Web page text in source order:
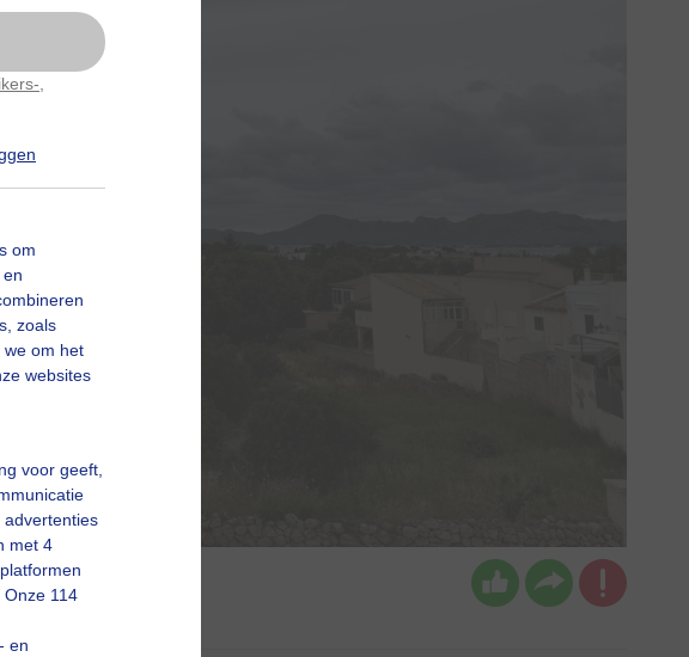
om
zoals
we om het
websites
voor geeft,
met 4
114
en
2026, 23x bekeken
pop-up